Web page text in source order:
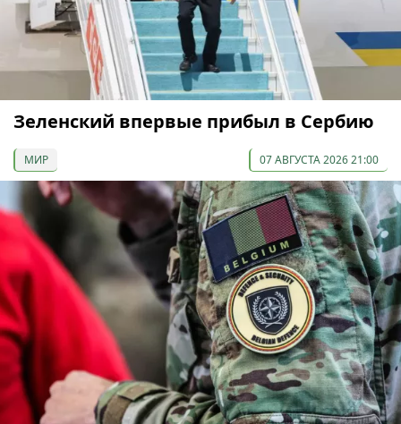
Зеленский впервые прибыл в Сербию
МИР 07 АВГУСТА 2026 21:00